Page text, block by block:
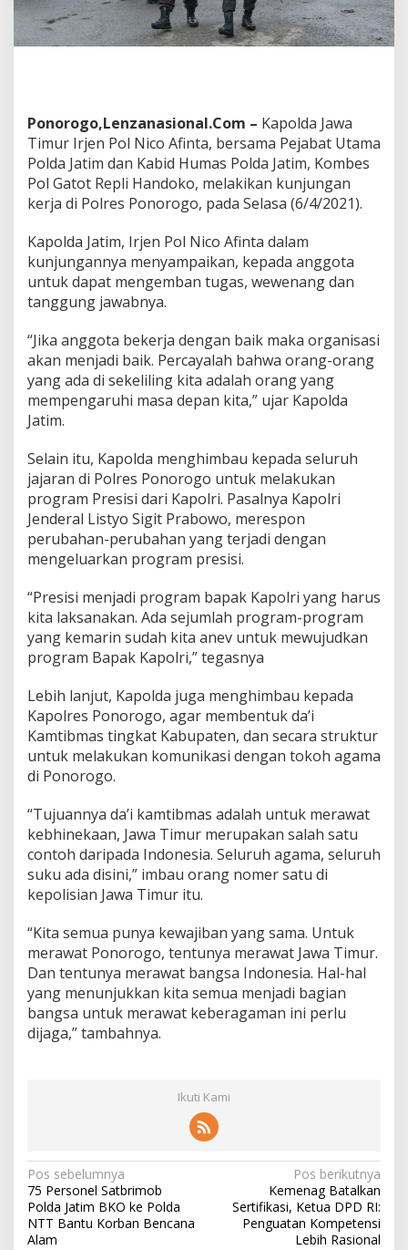
u
U
n
e
m
b
e
n
t
k
D
'
i
a
m
i
b
s
i
n
g
k
a
t
b
u
p
a
e
n
Ponorogo,Lenzanasional.Com – Kapolda Jawa
Timur Irjen Pol Nico Afinta, bersama Pejabat Utama
Polda Jatim dan Kabid Humas Polda Jatim, Kombes
Pol Gatot Repli Handoko, melakikan kunjungan
kerja di Polres Ponorogo, pada Selasa (6/4/2021).
Kapolda Jatim, Irjen Pol Nico Afinta dalam
kunjungannya menyampaikan, kepada anggota
untuk dapat mengemban tugas, wewenang dan
tanggung jawabnya.
“Jika anggota bekerja dengan baik maka organisasi
akan menjadi baik. Percayalah bahwa orang-orang
yang ada di sekeliling kita adalah orang yang
mempengaruhi masa depan kita,” ujar Kapolda
Jatim.
Selain itu, Kapolda menghimbau kepada seluruh
jajaran di Polres Ponorogo untuk melakukan
program Presisi dari Kapolri. Pasalnya Kapolri
Jenderal Listyo Sigit Prabowo, merespon
perubahan-perubahan yang terjadi dengan
mengeluarkan program presisi.
“Presisi menjadi program bapak Kapolri yang harus
kita laksanakan. Ada sejumlah program-program
yang kemarin sudah kita anev untuk mewujudkan
program Bapak Kapolri,” tegasnya
Lebih lanjut, Kapolda juga menghimbau kepada
Kapolres Ponorogo, agar membentuk da’i
Kamtibmas tingkat Kabupaten, dan secara struktur
untuk melakukan komunikasi dengan tokoh agama
di Ponorogo.
“Tujuannya da’i kamtibmas adalah untuk merawat
kebhinekaan, Jawa Timur merupakan salah satu
contoh daripada Indonesia. Seluruh agama, seluruh
suku ada disini,” imbau orang nomer satu di
kepolisian Jawa Timur itu.
“Kita semua punya kewajiban yang sama. Untuk
merawat Ponorogo, tentunya merawat Jawa Timur.
Dan tentunya merawat bangsa Indonesia. Hal-hal
yang menunjukkan kita semua menjadi bagian
bangsa untuk merawat keberagaman ini perlu
dijaga,” tambahnya.
Ikuti Kami
N
a
v
Pos sebelumnya
75 Personel Satbrimob
Polda Jatim BKO ke Polda
NTT Bantu Korban Bencana
Alam
Pos berikutnya
Kemenag Batalkan
Sertifikasi, Ketua DPD RI:
Penguatan Kompetensi
Lebih Rasional